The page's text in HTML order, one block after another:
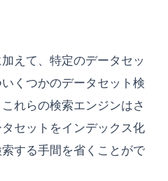
えて、特定のデータセッ
くつかのデータセット検
れらの検索エンジンはさ
セットをインデックス化
する手間を省くことがで